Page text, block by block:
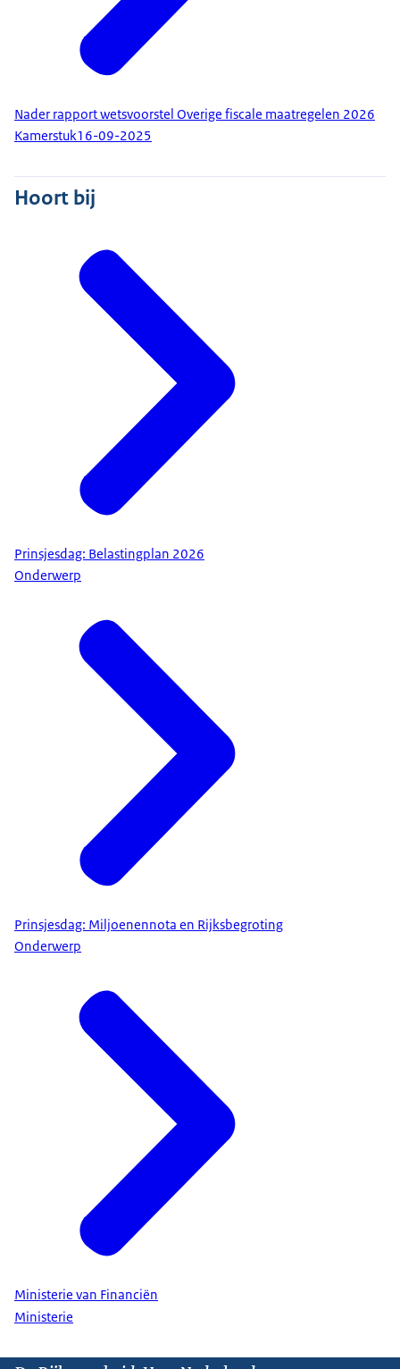
Nader rapport wetsvoorstel Overige fiscale maatregelen 2026
Kamerstuk16-09-2025
Hoort bij
Prinsjesdag: Belastingplan 2026
Onderwerp
Prinsjesdag: Miljoenennota en Rijksbegroting
Onderwerp
Ministerie van Financiën
Ministerie